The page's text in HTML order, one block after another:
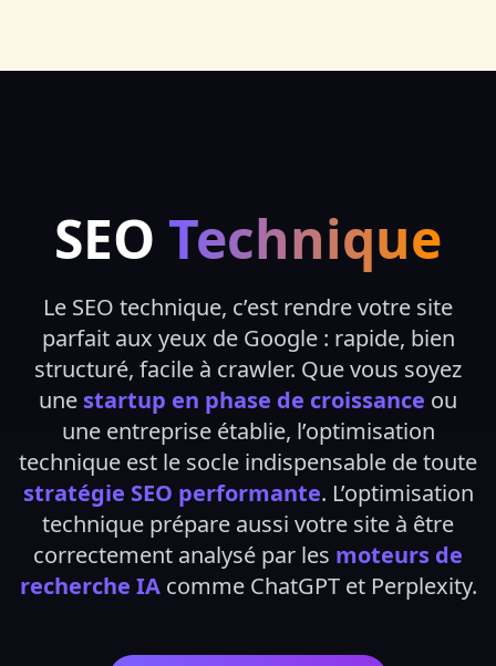
SEO Technique
Le SEO technique, c’est rendre votre site
parfait aux yeux de Google : rapide, bien
structuré, facile à crawler. Que vous soyez
une startup en phase de croissance ou
une entreprise établie, l’optimisation
technique est le socle indispensable de toute
stratégie SEO performante. L’optimisation
technique prépare aussi votre site à être
correctement analysé par les moteurs de
recherche IAcomme ChatGPT et Perplexity.